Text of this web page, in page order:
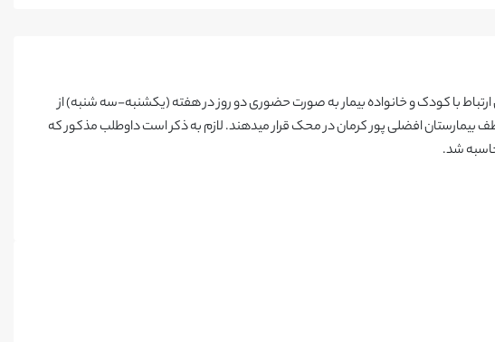
با کودک و خانواده بیمار به صورت حضوری دو روز در هفته (یکشنبه-سه شنبه) از
موظف بیمارستان افضلی پور کرمان در محک قرار میدهند. لازم به ذکر است داوطلب مذکور که